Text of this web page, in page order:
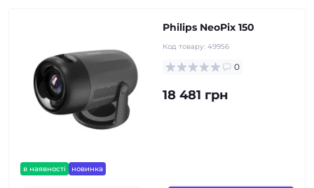
в наявності новинка
Philips NeoPix 150
Код товару: 49956
0
18 481 грн